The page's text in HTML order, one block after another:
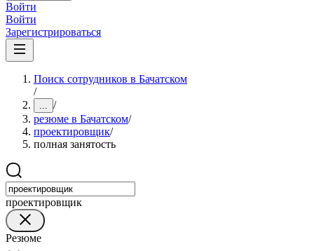
Войти
Войти
Зарегистрироваться
Поиск сотрудников в Бачатском
/
... /
резюме в Бачатском/
проектировщик/
полная занятость
проектировщик
Резюме